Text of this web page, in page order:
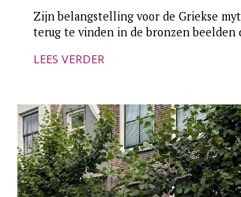
Zijn belangstelling voor de Griekse
terug te vinden in de bronzen beelden
LEES VERDER